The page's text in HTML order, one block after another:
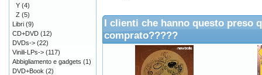
I clienti che hanno questo preso
comprato?????
Y (4)
Z (5)
Libri (9)
CD+DVD (12)
DVDs-> (22)
Vinili-LPs-> (117)
Abbigliamento e gadgets (1)
DVD+Book (2)